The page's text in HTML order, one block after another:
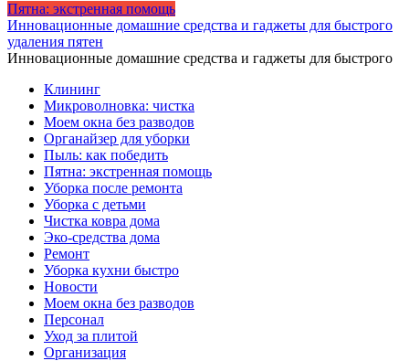
Пятна: экстренная помощь
Инновационные домашние средства и гаджеты для быстрого
удаления пятен
Инновационные домашние средства и гаджеты для быстрого
Клининг
Микроволновка: чистка
Моем окна без разводов
Органайзер для уборки
Пыль: как победить
Пятна: экстренная помощь
Уборка после ремонта
Уборка с детьми
Чистка ковра дома
Эко-средства дома
Ремонт
Уборка кухни быстро
Новости
Моем окна без разводов
Персонал
Уход за плитой
Организация